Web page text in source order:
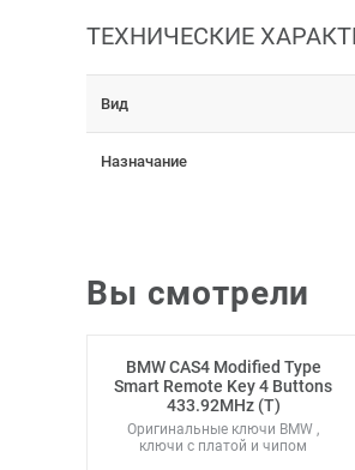
ТЕХНИЧЕСКИЕ
Вид
Назначание
Вы смотрели
BMW CAS4 Modified Type
Smart Remote Key 4 Buttons
433.92MHz (T)
Оригинальные ключи BMW ,
ключи с платой и чипом